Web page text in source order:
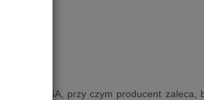
6A, przy czym producent zaleca,